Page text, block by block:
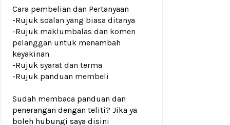
Cara pembelian dan Pertanyaan
-Rujuk soalan yang biasa ditanya
-Rujuk maklumbalas dan komen
pelanggan untuk menambah
keyakinan
-Rujuk syarat dan terma
-Rujuk panduan membeli
Sudah membaca panduan dan
penerangan dengan teliti? Jika ya
boleh hubungi saya disini